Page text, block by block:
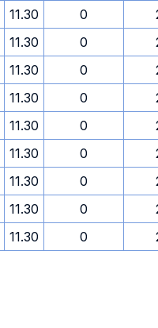
11.30 0
11.30 0
11.30 0
11.30 0
11.30 0
11.30 0
11.30 0
11.30 0
11.30 0